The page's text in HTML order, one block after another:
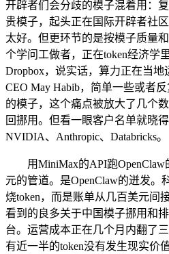
开辟者们会分歧的模子混着用：
贵模子，起头正在国际开辟者社
太好。但更环节的是按模子质量
个学问工做者，正在token经济学
Dropbox，说实话，算力正在当地
CEO May Habib，简单一些或者
的模子，这个痛点被放大了几个
回挪用。但看一眼客户名单就晓
NVIDIA、Anthropic、Databricks。
用MiniMax的API跑OpenClaw
元的管道。是OpenClaw的迸发。
烧token，而是账单从几百美元间
看到的良多关于中国模子挪用和
台。运营成本正在几个月内翻了
有近一半的token没有发生现实价